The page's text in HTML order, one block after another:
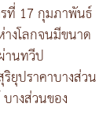
ที่ 17 กุมภาพันธ์
งโลกจนมีขนาด
านทวีป
ยุปราคาบางส่วน
างส่วนของ